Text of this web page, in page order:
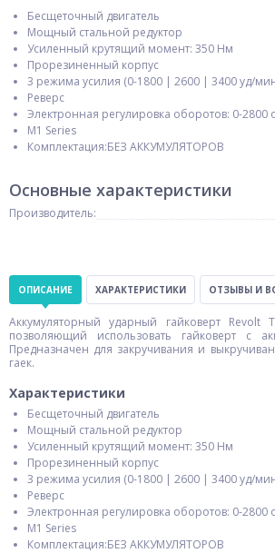
Бесщеточный двигатель
Мощный стальной редуктор
Усиленный крутящий момент: 350 Нм
Прорезиненный корпус
3 режима усилия (0-1800 | 2600 | 3400 уд/
Реверс
Электронная регулировка оборотов: 0-2800
М1 Series
Комплектация:БЕЗ АККУМУЛЯТОРОВ
Основные характеристики
Производитель:
ОПИСАНИЕ ХАРАКТЕРИСТИКИ ОТЗЫВЫ И
Аккумуляторный ударный гайковерт
позволяющий использовать гайковерт с
Предназначен для закручивания и
гаек.
Характеристики
Бесщеточный двигатель
Мощный стальной редуктор
Усиленный крутящий момент: 350 Нм
Прорезиненный корпус
3 режима усилия (0-1800 | 2600 | 3400 уд/
Реверс
Электронная регулировка оборотов: 0-2800
М1 Series
Комплектация:БЕЗ АККУМУЛЯТОРОВ